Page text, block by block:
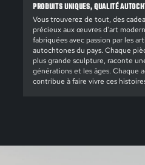
PRODUITS UNIQUES, QUALITÉ
Vous trouverez de tout, des
précieux aux œuvres d'art
fabriquées avec passion par les
autochtones du pays. Chaque
plus grande sculpture, raconte
générations et les âges. Chaque
contribue à faire vivre ces